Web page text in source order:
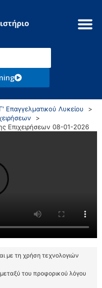
Γ' Επαγγελματικού Λυκείου
Επιχειρήσεων 08-01-2026
με τη χρήση τεχνολογιών
του προφορικού λόγου